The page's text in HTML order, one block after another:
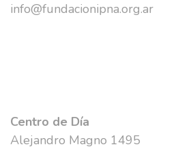
info@fundacionipna.org.ar
Centro de Día
Alejandro Magno 1495